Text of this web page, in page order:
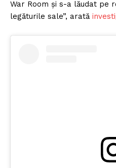
War Room și s-a lăudat pe
legăturile sale”, arată